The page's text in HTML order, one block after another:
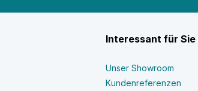
Interessant für Sie
Unser Showroom
Kundenreferenzen